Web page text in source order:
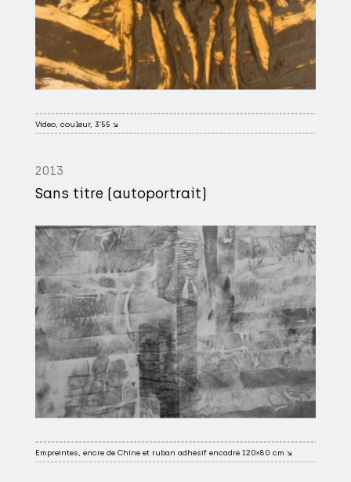
Video, couleur, 3’55 ↘
2013
Sans titre (autoportrait)
Empreintes, encre de Chine et ruban adhésif encadré 120×80 cm ↘